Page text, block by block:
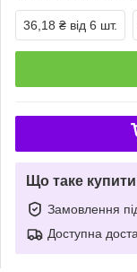
36,18 ₴ від 6 шт.
Що таке
Замовлення
Доступна